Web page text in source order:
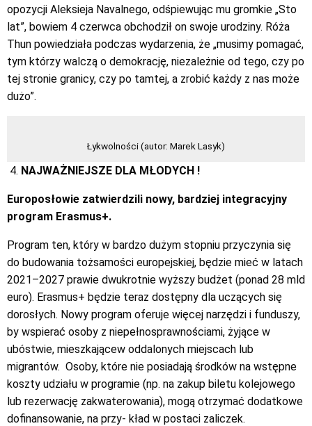
opozycji Aleksieja Navalnego, odśpiewując mu gromkie „Sto
lat”, bowiem 4 czerwca obchodził on swoje urodziny. Róża
Thun powiedziała podczas wydarzenia, że „musimy pomagać,
tym którzy walczą o demokrację, niezależnie od tego, czy po
tej stronie granicy, czy po tamtej, a zrobić każdy z nas może
dużo”.
Łykwolności (autor: Marek Lasyk)
NAJWAŻNIEJSZE DLA MŁODYCH !
Europosłowie zatwierdzili nowy, bardziej integracyjny
program Erasmus+.
Program ten, który w bardzo dużym stopniu przyczynia się
do budowania tożsamości europejskiej, będzie mieć w latach
2021–2027 prawie dwukrotnie wyższy budżet (ponad 28 mld
euro). Erasmus+ będzie teraz dostępny dla uczących się
dorosłych. Nowy program oferuje więcej narzędzi i funduszy,
by wspierać osoby z niepełnosprawnościami, żyjące w
ubóstwie, mieszkającew oddalonych miejscach lub
migrantów. Osoby, które nie posiadają środków na wstępne
koszty udziału w programie (np. na zakup biletu kolejowego
lub rezerwację zakwaterowania), mogą otrzymać dodatkowe
dofinansowanie, na przy- kład w postaci zaliczek.